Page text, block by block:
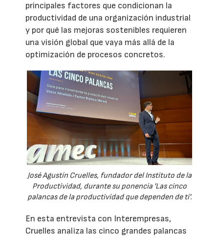
principales factores que condicionan la
productividad de una organización industrial
y por qué las mejoras sostenibles requieren
una visión global que vaya más allá de la
optimización de procesos concretos.
José Agustín Cruelles, fundador del Instituto de la
Productividad, durante su ponencia 'Las cinco
palancas de la productividad que dependen de ti'.
En esta entrevista con Interempresas,
Cruelles analiza las cinco grandes palancas